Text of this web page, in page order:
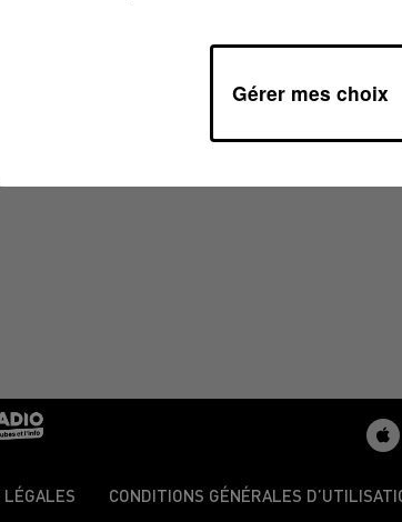
DU 03/09/2025 À 10H00
CONDITIONS GÉNÉRALES
Gérer mes choix